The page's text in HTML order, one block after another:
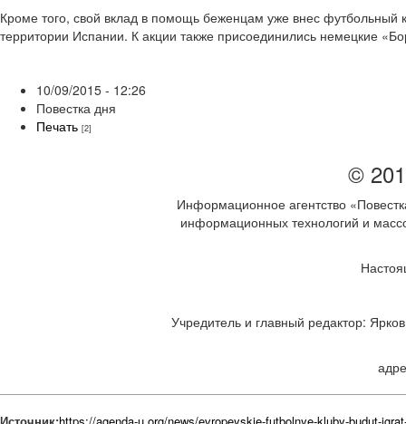
Кроме того, свой вклад в помощь беженцам уже внес
территории Испании. К акции также присоединились немецкие
10/09/2015 - 12:26
Повестка дня
Печать [2]
©
Информационное агентство
информационных технологий и
Учредитель и главный редактор: